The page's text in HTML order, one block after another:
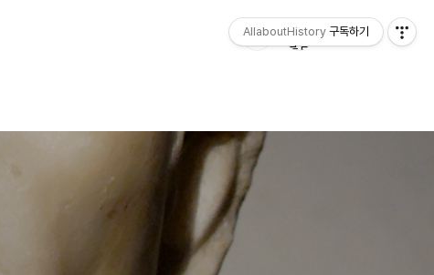
AllaboutHistory 구독하기